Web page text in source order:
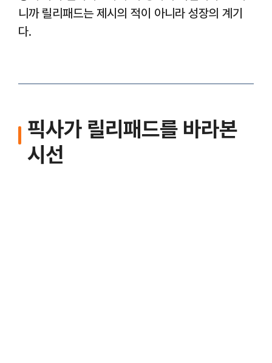
니까 릴리패드는 제시의 적이 아니라 성장의 계기
다.
픽사가 릴리패드를 바라본
시선